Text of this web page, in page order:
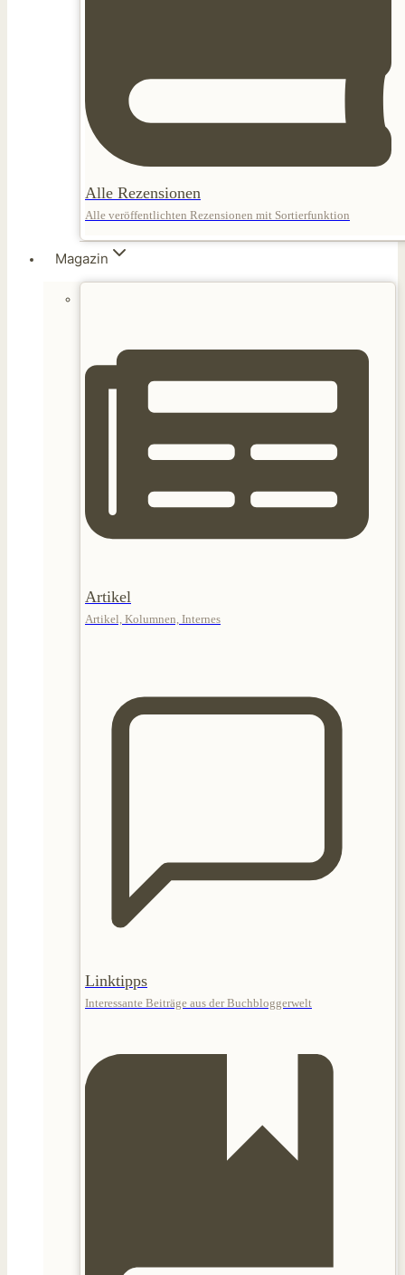
Alle Rezensionen
Alle veröffentlichten Rezensionen mit Sortierfunktion
Magazin
Artikel
Artikel, Kolumnen, Internes
Linktipps
Interessante Beiträge aus der Buchbloggerwelt